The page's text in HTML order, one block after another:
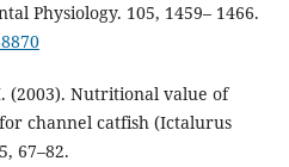
Physiology. 105, 1459– 1466.
(2003). Nutritional value of
channel catfish (Ictalurus
67–82.